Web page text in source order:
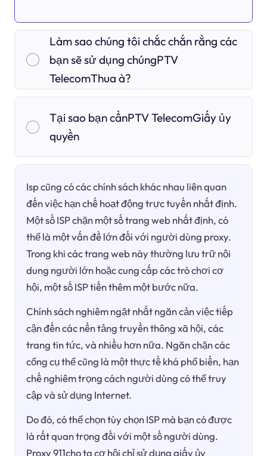
Làm sao chúng tôi chắc chắn rằng các
bạn sẽ sử dụng chúngPTV
TelecomThua à?
Tại sao bạn cầnPTV TelecomGiấy ủy
quyền
Isp cũng có các chính sách khác nhau liên quan
đến việc hạn chế hoạt động trực tuyến nhất định.
Một số ISP chặn một số trang web nhất định, có
thể là một vấn đề lớn đối với người dùng proxy.
Trong khi các trang web này thường lưu trữ nội
dung người lớn hoặc cung cấp các trò chơi cơ
hội, một số ISP tiến thêm một bước nữa.
Chính sách nghiêm ngặt nhất ngăn cản việc tiếp
cận đến các nền tảng truyền thông xã hội, các
trang tin tức, và nhiều hơn nữa. Ngăn chặn các
cổng cụ thể cũng là một thực tế khá phổ biến, hạn
chế nghiêm trọng cách người dùng có thể truy
cập và sử dụng Internet.
Do đó, có thể chọn tùy chọn ISP mà bạn có được
là rất quan trọng đối với một số người dùng.
Proxy 911cho ta cơ hội chỉ sử dụng giấy ủy